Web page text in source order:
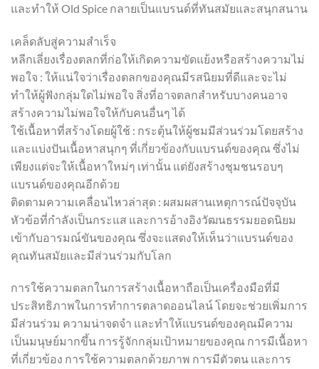
และทำให้ Old Spice กลายเป็นแบรนด์ที่ทันสมัยและสนุกสนาน
เคล็ดลับสู่ความสำเร็จ
หลีกเลี่ยงเรื่องตลกที่ก่อให้เกิดความขัดแย้งหรือสร้างความไม่
พอใจ : ให้แน่ใจว่าเรื่องตลกของคุณมีรสนิยมที่ดีและจะไม่
ทำให้ผู้ฟังกลุ่มใดไม่พอใจ สิ่งที่อาจตลกสำหรับบางคนอาจ
สร้างความไม่พอใจให้กับคนอื่นๆ ได้
ใช้เนื้อหาที่สร้างโดยผู้ใช้ : กระตุ้นให้ผู้ชมมีส่วนร่วมโดยสร้าง
และแบ่งปันเนื้อหาสนุกๆ ที่เกี่ยวข้องกับแบรนด์ของคุณ ซึ่งไม่
เพียงแต่จะให้เนื้อหาใหม่ๆ เท่านั้น แต่ยังสร้างชุมชนรอบๆ
แบรนด์ของคุณอีกด้วย
ติดตามความเคลื่อนไหวล่าสุด : ผสมผสานเหตุการณ์ปัจจุบัน
หัวข้อที่กำลังเป็นกระแส และการอ้างอิงวัฒนธรรมยอดนิยม
เข้ากับอารมณ์ขันของคุณ ซึ่งจะแสดงให้เห็นว่าแบรนด์ของ
คุณทันสมัยและมีส่วนร่วมกับโลก
การใช้ความตลกในการสร้างเนื้อหาถือเป็นเครื่องมือที่มี
ประสิทธิภาพในการทำการตลาดออนไลน์ โดยจะช่วยเพิ่มการ
มีส่วนร่วม ความน่าจดจำ และทำให้แบรนด์ของคุณมีความ
เป็นมนุษย์มากขึ้น การรู้จักกลุ่มเป้าหมายของคุณ การมีเนื้อหา
ที่เกี่ยวข้อง การใช้ความตลกด้วยภาพ การมีตัวตน และการ